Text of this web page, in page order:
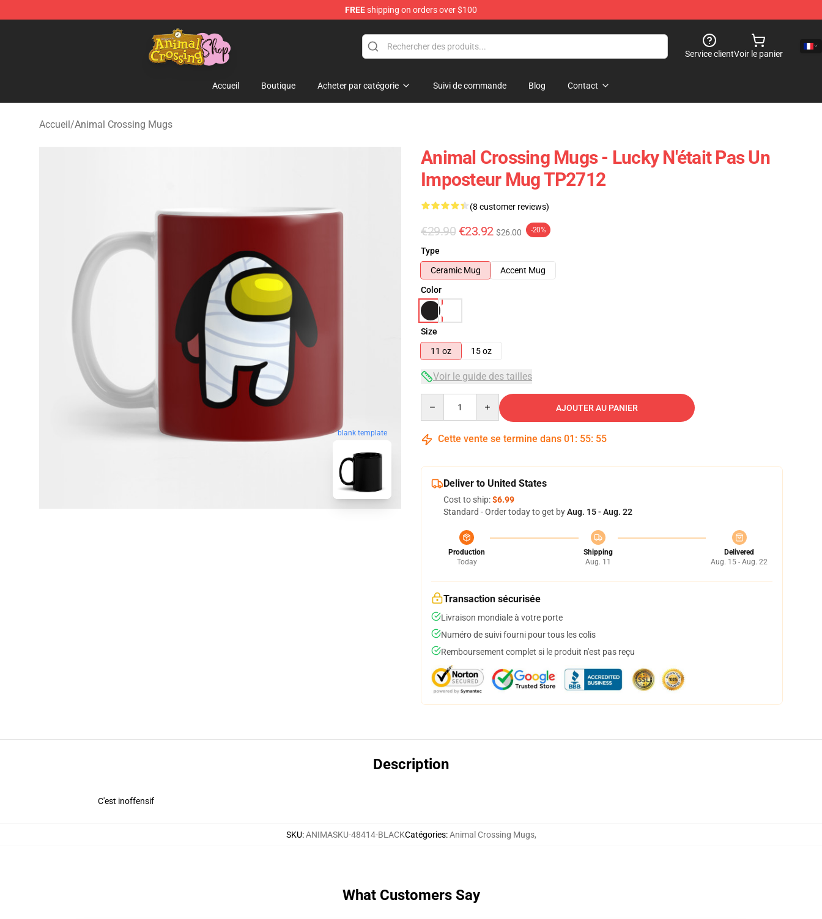
FREEshipping on orders over $100
Animal Crossing Shop - Official Animal Crossing Merchandise Store
Service clientVoir le panier
Accueil Boutique Acheter par catégorie Suivi de commande Blog Contact
Accueil/Animal Crossing Mugs
blank template
Animal Crossing Mugs - Lucky N'était Pas Un
Imposteur Mug TP2712
(8 customer reviews)
€29.90 €23.92 $26.00 -20%
Type
Ceramic Mug
Accent Mug
Color
Size
11 oz
15 oz
Voir le guide des tailles
AJOUTER AU PANIER
Cette vente se termine dans 01 : 55: 54
Deliver to United States
Cost to ship:$6.99
Standard - Order today to get byAug. 15 - Aug. 22
Production
Today
Shipping
Aug. 11
Delivered
Aug. 15 - Aug. 22
Transaction sécurisée
Livraison mondiale à votre porte
Numéro de suivi fourni pour tous les colis
Remboursement complet si le produit n'est pas reçu
Description
C'est inoffensif
SKU:ANIMASKU-48414-BLACKCatégories:Animal Crossing Mugs,
What Customers Say